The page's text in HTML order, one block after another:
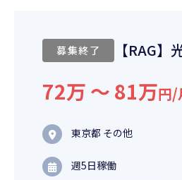
募集終了 【RAG
72万 〜 81万円/
東京都 その他
週5日稼働